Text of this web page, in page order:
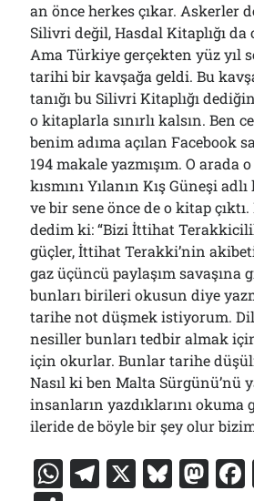
an önce herkes çıkar. Askerler
Silivri değil, Hasdal Kitaplığı da
Ama Türkiye gerçekten yüz yıl
tarihi bir kavşağa geldi. Bu
tanığı bu Silivri Kitaplığı
o kitaplarla sınırlı kalsın. Ben
benim adıma açılan Facebook
194 makale yazmışım. O arada
kısmını Yılanın Kış Güneşi
ve bir sene önce de o kitap
dedim ki: “Bizi İttihat
güçler, İttihat Terakki’nin
gaz üçüncü paylaşım savaşına
bunları birileri okusun diye
tarihe not düşmek istiyorum.
nesiller bunları tedbir almak
için okurlar. Bunlar tarihe
Nasıl ki ben Malta Sürgünü’nü
insanların yazdıklarını okuma
ileride de böyle bir şey olur
W T X Bl M